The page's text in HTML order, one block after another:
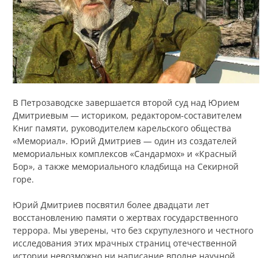
В Петрозаводске завершается второй суд над Юрием
Дмитриевым — историком, редактором-составителем
Книг памяти, руководителем карельского общества
«Мемориал». Юрий Дмитриев — один из создателей
мемориальных комплексов «Сандармох» и «Красный
Бор», а также мемориального кладбища на Секирной
горе.
Юрий Дмитриев посвятил более двадцати лет
восстановлению памяти о жертвах государственного
террора. Мы уверены, что без скрупулезного и честного
исследования этих мрачных страниц отечественной
истории невозможно ни написание вполне научной